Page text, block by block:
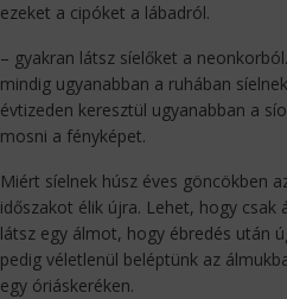
ezeket a cipóket a lábadról.
– gyakran látsz síelőket a
mindig ugyanabban a ruhában
évtizeden keresztül ugyanabban a
mosni a fényképet.
Miért síelnek húsz éves göncökben
időszakot élik újra. Lehet, hogy csak
látsz egy álmot, hogy ébredés után
pedig véletlenül beléptünk az
egy óriáskeréken.